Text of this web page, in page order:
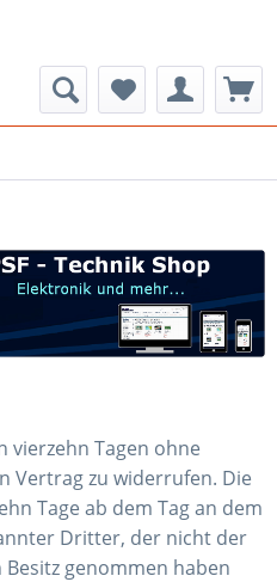
vierzehn Tagen ohne
Vertrag zu widerrufen. Die
Tage ab dem Tag an dem
Dritter, der nicht der
genommen haben